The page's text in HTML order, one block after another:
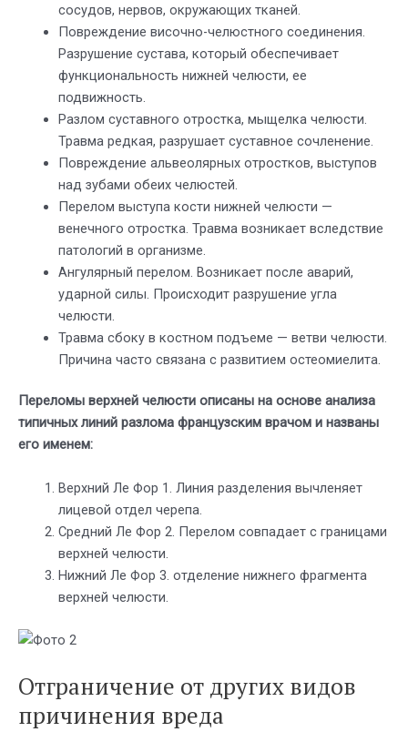
сосудов, нервов, окружающих тканей.
Повреждение височно-челюстного соединения.
Разрушение сустава, который обеспечивает
функциональность нижней челюсти, ее
подвижность.
Разлом суставного отростка, мыщелка челюсти.
Травма редкая, разрушает суставное сочленение.
Повреждение альвеолярных отростков, выступов
над зубами обеих челюстей.
Перелом выступа кости нижней челюсти —
венечного отростка. Травма возникает вследствие
патологий в организме.
Ангулярный перелом. Возникает после аварий,
ударной силы. Происходит разрушение угла
челюсти.
Травма сбоку в костном подъеме — ветви челюсти.
Причина часто связана с развитием остеомиелита.
Переломы верхней челюсти описаны на основе анализа
типичных линий разлома французским врачом и названы
его именем:
Верхний Ле Фор 1. Линия разделения вычленяет
лицевой отдел черепа.
Средний Ле Фор 2. Перелом совпадает с границами
верхней челюсти.
Нижний Ле Фор 3. отделение нижнего фрагмента
верхней челюсти.
Отграничение от других видов
причинения вреда